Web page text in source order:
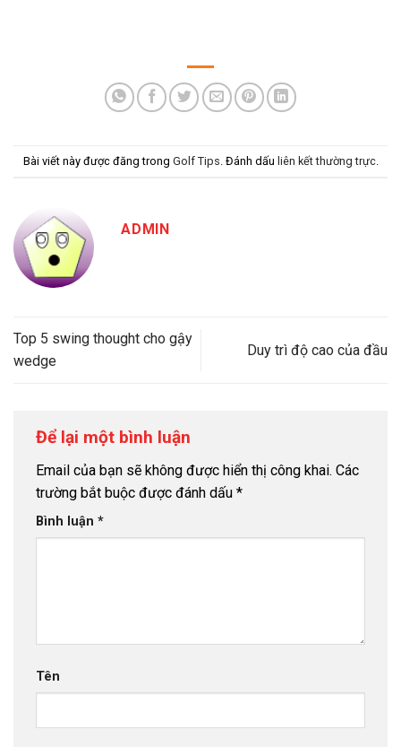
Bài viết này được đăng trong Golf Tips . Đánh dấu liên kết thường trực.
ADMIN
Top 5 swing thought cho gậy
wedge
Duy trì độ cao của đầu
Để lại một bình luận
Email của bạn sẽ không được hiển thị công khai. Các
trường bắt buộc được đánh dấu *
Bình luận *
Tên